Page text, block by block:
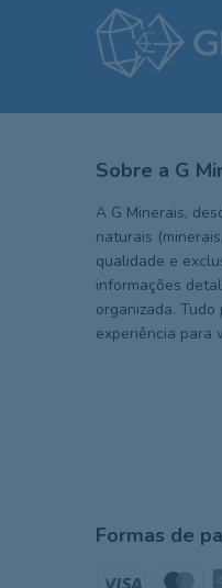
Sobre a G
A G Minerais,
naturais
qualidade e
informações
organizada.
experiência para
Formas de